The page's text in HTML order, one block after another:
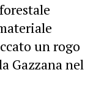
un rogo
Gazzana nel